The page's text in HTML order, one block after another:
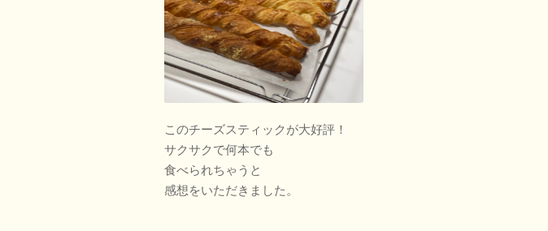
このチーズスティックが大好評！
サクサクで何本でも
食べられちゃうと
感想をいただきました。